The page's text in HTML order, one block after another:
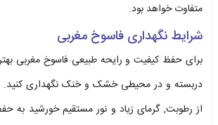
متفاوت خواهد بود.
شرایط نگهداری فاسوخ مغربی
برای حفظ کیفیت و رایحه طبیعی فاسوخ مغربی
دربسته و در محیطی خشک و خنک نگهداری کنید.
از رطوبت, گرمای زیاد و نور مستقیم خورشید به